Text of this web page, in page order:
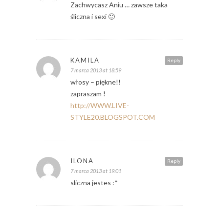
Zachwycasz Aniu … zawsze taka
śliczna i sexi 🙂
Reply
KAMILA
7 marca 2013 at 18:59
włosy – piękne!!
zapraszam !
http://WWW.LIVE-
STYLE20.BLOGSPOT.COM
Reply
ILONA
7 marca 2013 at 19:01
sliczna jestes :*